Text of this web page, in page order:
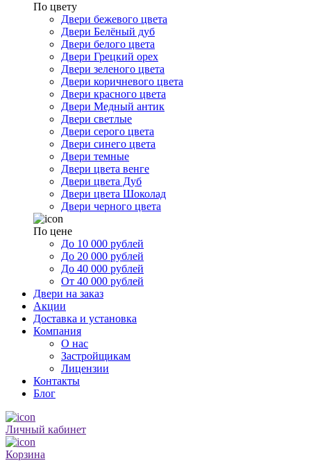
По цвету
Двери бежевого цвета
Двери Белёный дуб
Двери белого цвета
Двери Грецкий орех
Двери зеленого цвета
Двери коричневого цвета
Двери красного цвета
Двери Медный антик
Двери светлые
Двери серого цвета
Двери синего цвета
Двери темные
Двери цвета венге
Двери цвета Дуб
Двери цвета Шоколад
Двери черного цвета
По цене
До 10 000 рублей
До 20 000 рублей
До 40 000 рублей
От 40 000 рублей
Двери на заказ
Акции
Доставка и установка
Компания
О нас
Застройщикам
Лицензии
Контакты
Блог
Личный кабинет
Корзина